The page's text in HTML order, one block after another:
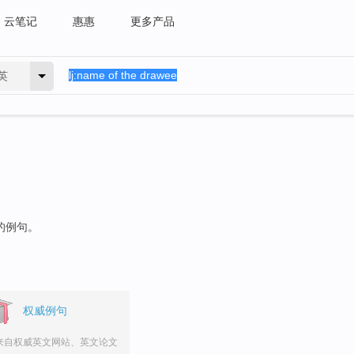
云笔记 惠惠 更多产品
例句。
权威例句
自权威英文网站、英文论文